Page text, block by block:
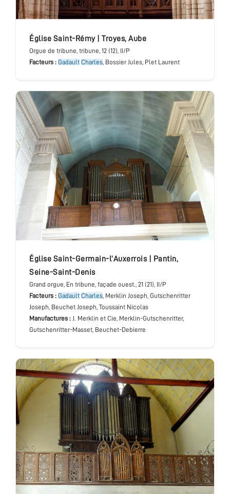
église Saint-Rémy| Troyes, Aube
Orgue de tribune, tribune, 12 (12), II/P
Facteurs : Gadault Charles, Bossier Jules, Plet Laurent
église Saint-Germain-l’Auxerrois| Pantin,
Seine-Saint-Denis
Grand orgue, En tribune, façade ouest., 21 (21), II/P
Facteurs : Gadault Charles, Merklin Joseph, Gutschenritter
Joseph, Beuchet Joseph, Toussaint Nicolas
Manufactures : J. Merklin et Cie, Merklin-Gutschenritter,
Gutschenritter-Masset, Beuchet-Debierre